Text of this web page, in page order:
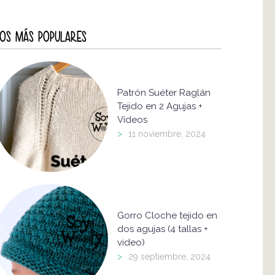
MÁS POPULARES
Patrón Suéter Raglán
Tejido en 2 Agujas +
Vídeos
> 11 noviembre, 2024
Gorro Cloche tejido en
dos agujas (4 tallas +
video)
> 29 septiembre, 2024